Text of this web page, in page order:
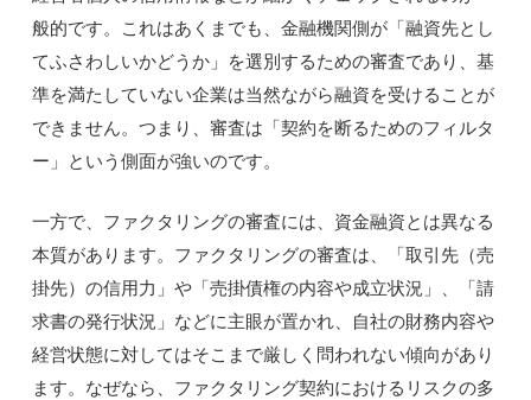
般的です。これはあくまでも、金融機関側が「融資先とし
てふさわしいかどうか」を選別するための審査であり、基
準を満たしていない企業は当然ながら融資を受けることが
できません。つまり、審査は「契約を断るためのフィルタ
ー」という側面が強いのです。
一方で、ファクタリングの審査には、資金融資とは異なる
本質があります。ファクタリングの審査は、「取引先（売
掛先）の信用力」や「売掛債権の内容や成立状況」、「請
求書の発行状況」などに主眼が置かれ、自社の財務内容や
経営状態に対してはそこまで厳しく問われない傾向があり
ます。なぜなら、ファクタリング契約におけるリスクの多